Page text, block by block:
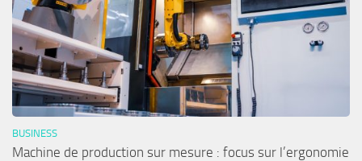
BUSINESS
Machine de production sur mesure : focus sur l’ergonomie